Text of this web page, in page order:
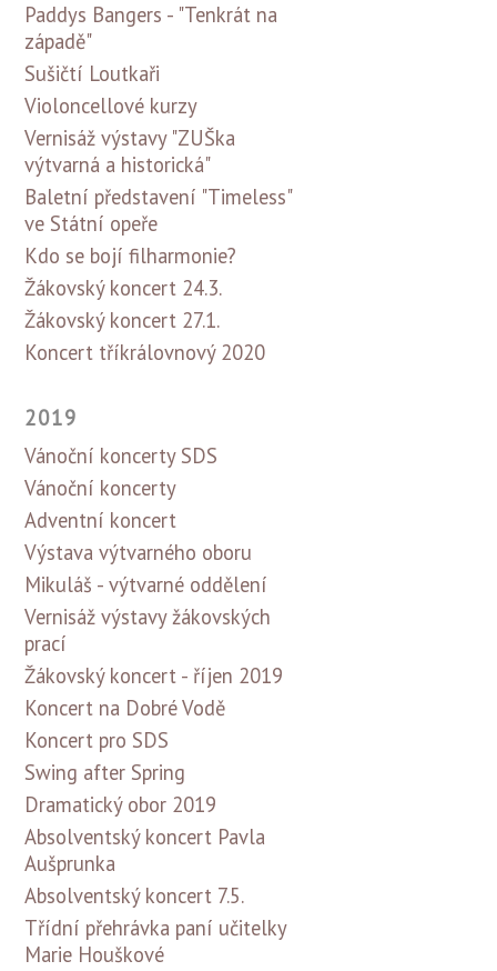
Paddys Bangers - "Tenkrát na
západě"
Sušičtí Loutkaři
Violoncellové kurzy
Vernisáž výstavy "ZUŠka
výtvarná a historická"
Baletní představení "Timeless"
ve Státní opeře
Kdo se bojí filharmonie?
Žákovský koncert 24.3.
Žákovský koncert 27.1.
Koncert tříkrálovnový 2020
2019
Vánoční koncerty SDS
Vánoční koncerty
Adventní koncert
Výstava výtvarného oboru
Mikuláš - výtvarné oddělení
Vernisáž výstavy žákovských
prací
Žákovský koncert - říjen 2019
Koncert na Dobré Vodě
Koncert pro SDS
Swing after Spring
Dramatický obor 2019
Absolventský koncert Pavla
Aušprunka
Absolventský koncert 7.5.
Třídní přehrávka paní učitelky
Marie Houškové